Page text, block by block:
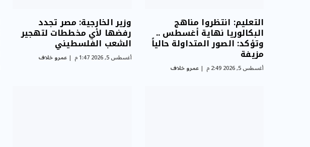
التعليم: انتظروا مناهج
البكالوريا نهاية أغسطس ..
وتؤكد: الصور المتداولة حالياً
مزيفة
أغسطس 5, 2026 2:49 م عمرو خلاف
وزير الخارجية: مصر تجدد
رفضها لأي مخططات لتهجير
الشعب الفلسطيني
أغسطس 5, 2026 1:47 م عمرو خلاف